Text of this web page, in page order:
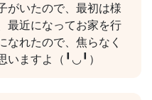
がいたので、最初は様
最近になってお家を行
なれたので、焦らなく
いますよ（╹◡╹）